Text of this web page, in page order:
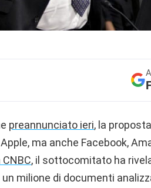
preannunciato ieri, la
ma anche Facebook,
CNBC, il sottocomitato ha
milione di documenti